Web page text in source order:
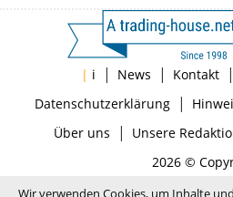
| i | News | Kontakt |
Datenschutzerklärung|
Über uns | Unsere
2026 ©
Wir verwenden Cookies, um Inhalte